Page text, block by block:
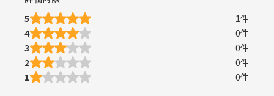
5
1件
4
0件
3
0件
2
0件
1
0件